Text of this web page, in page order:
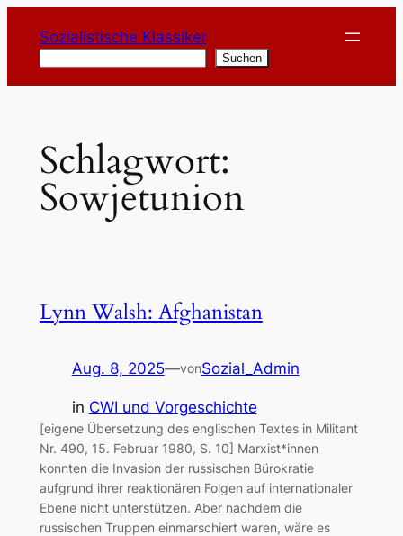
Inhalt
springen
Sozialistische Klassiker
Suchen
Schlagwort:
Sowjetunion
Lynn Walsh: Afghanistan
Aug. 8, 2025—vonSozial_Admin
in CWI und Vorgeschichte
[eigene Übersetzung des englischen Textes in Militant
Nr. 490, 15. Februar 1980, S. 10] Marxist*innen
konnten die Invasion der russischen Bürokratie
aufgrund ihrer reaktionären Folgen auf internationaler
Ebene nicht unterstützen. Aber nachdem die
russischen Truppen einmarschiert waren, wäre es